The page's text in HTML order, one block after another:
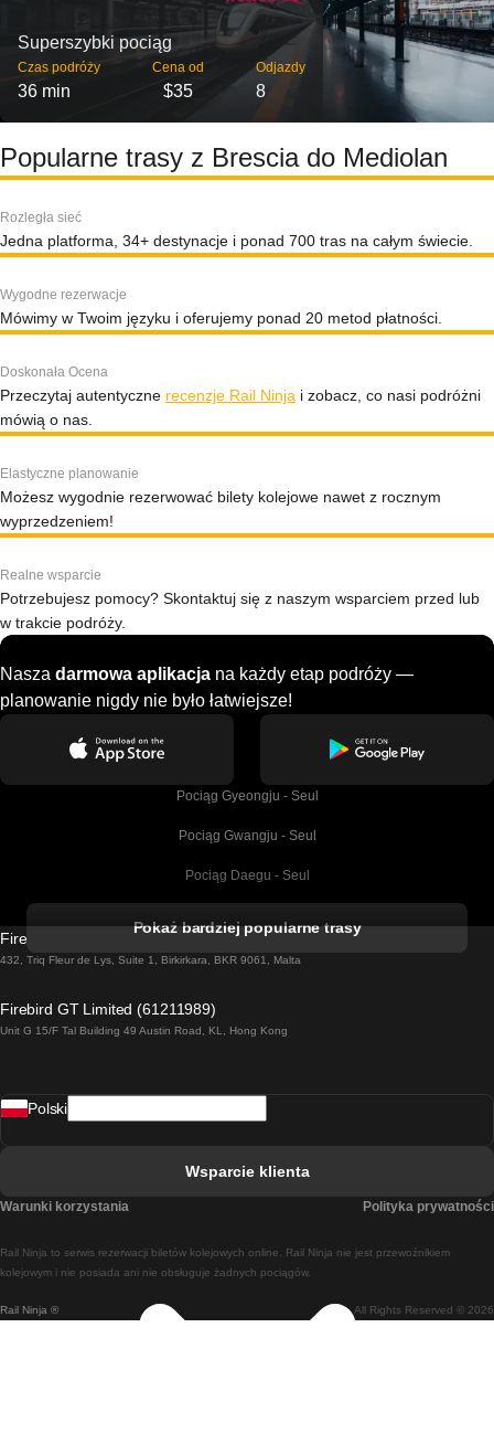
Superszybki pociąg
Czas podróży
36 min
Cena od
$35
Odjazdy
8
Popularne trasy z Brescia do Mediolan
Rozległa sieć
Jedna platforma, 34+ destynacje i ponad 700 tras na całym świecie.
Wygodne rezerwacje
Mówimy w Twoim języku i oferujemy ponad 20 metod płatności.
Doskonała Ocena
Przeczytaj autentyczne recenzje Rail Ninja i zobacz, co nasi podróżni
mówią o nas.
Elastyczne planowanie
Możesz wygodnie rezerwować bilety kolejowe nawet z rocznym
wyprzedzeniem!
Realne wsparcie
Potrzebujesz pomocy? Skontaktuj się z naszym wsparciem przed lub
w trakcie podróży.
Nasza darmowa aplikacja na każdy etap podróży —
planowanie nigdy nie było łatwiejsze!
Pociąg Gyeongju - Seul
Pociąg Gwangju - Seul
Pociąg Daegu - Seul
Pociąg Dublin - Galway
Pociąg Rzym - Neapol
Pociąg Madryt - Lizbona
Pociąg Madryt - Barcelona
Pokaż bardziej popularne trasy
Firebird GT Limited (OC 1451)
432, Triq Fleur de Lys, Suite 1, Birkirkara, BKR 9061, Malta
Firebird GT Limited (61211989)
Unit G 15/F Tal Building 49 Austin Road, KL, Hong Kong
Rail Ninja ® All Rights Reserved © 2026
Rail Ninja to serwis rezerwacji biletów kolejowych online. Rail Ninja nie jest przewoźnikiem
kolejowym i nie posiada ani nie obsługuje żadnych pociągów.
Polski
Wsparcie klienta
Warunki korzystania Polityka prywatności